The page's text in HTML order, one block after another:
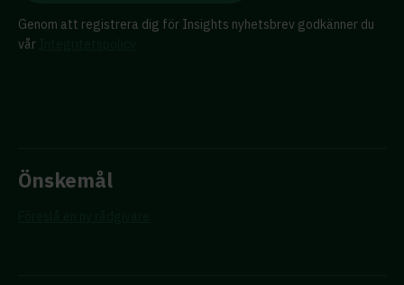
Genom att registrera dig för Insights nyhetsbrev godkänner du
vår
Önskemål